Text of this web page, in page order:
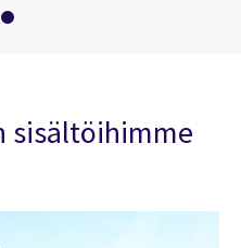
sisältöihimme